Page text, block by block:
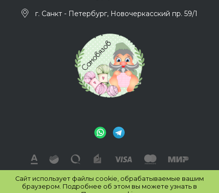
г. Санкт - Петербург, Новочеркасский пр. 59/1
© 2026 Интернет-магазин «Самовязов» г. Санкт-Петербург,
Сайт использует файлы cookie, обрабатываемые вашим
браузером. Подробнее об этом вы можете узнать в